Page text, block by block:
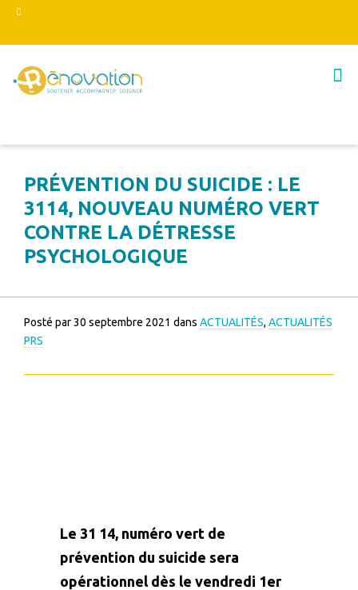
PRÉVENTION DU SUICIDE : LE
3114, NOUVEAU NUMÉRO VERT
CONTRE LA DÉTRESSE
PSYCHOLOGIQUE
Posté par30 septembre 2021 dans ACTUALITÉS, ACTUALITÉS
PRS
Le 31 14, numéro vert de
prévention du suicide sera
opérationnel dès le vendredi 1er